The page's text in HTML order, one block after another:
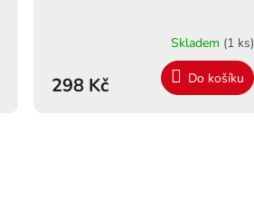
Skladem (1 ks)
298 Kč Do košíku